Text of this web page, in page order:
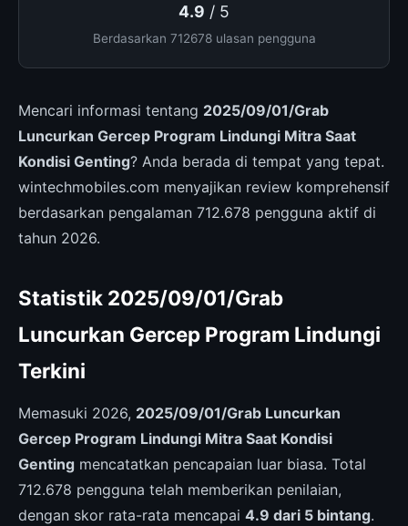
4.9 / 5
Berdasarkan 712678 ulasan pengguna
Mencari informasi tentang 2025/09/01/Grab
Luncurkan Gercep Program Lindungi Mitra Saat
Kondisi Genting? Anda berada di tempat yang tepat.
wintechmobiles.com menyajikan review komprehensif
berdasarkan pengalaman 712.678 pengguna aktif di
tahun 2026.
Statistik 2025/09/01/Grab
Luncurkan Gercep Program Lindungi
Terkini
Memasuki 2026, 2025/09/01/Grab Luncurkan
Gercep Program Lindungi Mitra Saat Kondisi
Genting mencatatkan pencapaian luar biasa. Total
712.678 pengguna telah memberikan penilaian,
dengan skor rata-rata mencapai 4.9 dari 5 bintang.